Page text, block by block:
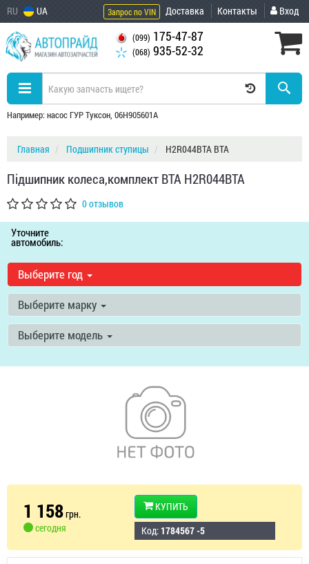
RU UA Запрос по VIN Доставка Контакты Вход
(099) 175-47-87
(068) 935-52-32
Например: насос ГУР Туксон, 06H905601A
Главная Подшипник ступицы H2R044BTA BTA
Підшипник колеса,комплект BTA H2R044BTA
0 отзывов
Уточните
автомобиль:
Выберите год
Выберите марку
Выберите модель
1 158грн.
сегодня
КУПИТЬ
Код: 1784567 -5